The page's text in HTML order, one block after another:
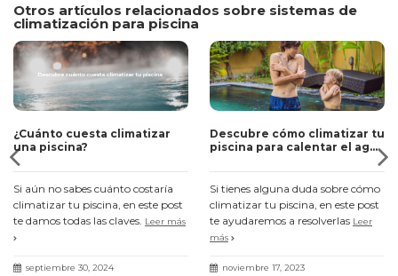
Otros artículos relacionados sobre sistemas de
climatización para piscina
¿Cuánto cuesta climatizar
una piscina?
Si aún no sabes cuánto costaría
climatizar tu piscina, en este post
te damos todas las claves.
Leer más
septiembre 30, 2024
Descubre cómo climatizar tu
piscina para calentar el agua
Si tienes alguna duda sobre cómo
climatizar tu piscina, en este post
te ayudaremos a resolverlas Leer
más
noviembre 17, 2023